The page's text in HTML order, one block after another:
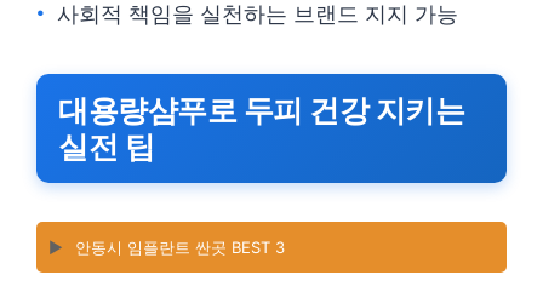
사회적 책임을 실천하는 브랜드 지지 가능
대용량샴푸로 두피 건강 지키는
실전 팁
▶️ 안동시 임플란트 싼곳 BEST 3